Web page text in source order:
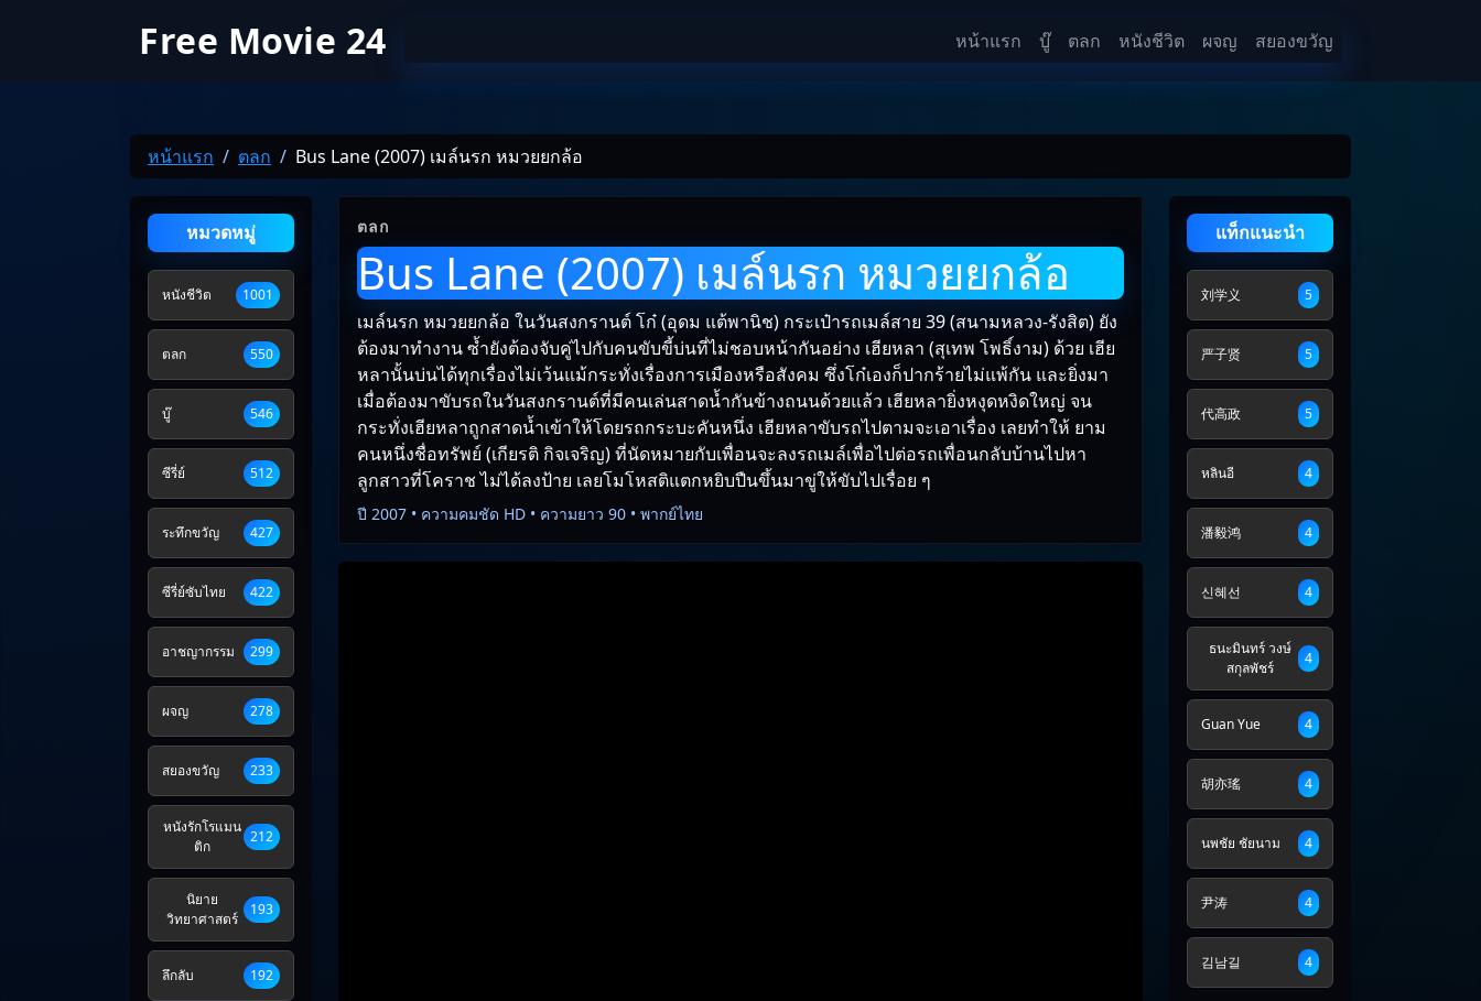
Free Movie 24 หน้าแรก บู๊ ตลก หนังชีวิต ผจญ สยองขวัญ
หน้าแรก ตลก Bus Lane (2007) เมล์นรก หมวยยกล้อ
หมวดหมู่
หนังชีวิต 1001
ตลก 550
บู๊ 546
ซีรี่ย์ 512
ระทึกขวัญ 427
ซีรี่ย์ซับไทย 422
อาชญากรรม 299
ผจญ 278
สยองขวัญ 233
หนังรักโรแมน
ติก
212
นิยาย
วิทยาศาสตร์
193
ลึกลับ 192
ตลก
Bus Lane (2007) เมล์นรก หมวยยกล้อ
เมล์นรก หมวยยกล้อ ในวันสงกรานต์ โก๋ (อุดม แต้พานิช) กระเป๋ารถเมล์สาย 39 (สนามหลวง-รังสิต) ยัง
ต้องมาทำงาน ซ้ำยังต้องจับคู่ไปกับคนขับขี้บ่นที่ไม่ชอบหน้ากันอย่าง เฮียหลา (สุเทพ โพธิ์งาม) ด้วย เฮีย
หลานั้นบ่นได้ทุกเรื่องไม่เว้นแม้กระทั่งเรื่องการเมืองหรือสังคม ซึ่งโก๋เองก็ปากร้ายไม่แพ้กัน และยิ่งมา
เมื่อต้องมาขับรถในวันสงกรานต์ที่มีคนเล่นสาดน้ำกันข้างถนนด้วยแล้ว เฮียหลายิ่งหงุดหงิดใหญ่ จน
กระทั่งเฮียหลาถูกสาดน้ำเข้าให้โดยรถกระบะคันหนึ่ง เฮียหลาขับรถไปตามจะเอาเรื่อง เลยทำให้ ยาม
คนหนึ่งชื่อทรัพย์ (เกียรติ กิจเจริญ) ที่นัดหมายกับเพื่อนจะลงรถเมล์เพื่อไปต่อรถเพื่อนกลับบ้านไปหา
ลูกสาวที่โคราช ไม่ได้ลงป้าย เลยโมโหสติแตกหยิบปืนขึ้นมาขู่ให้ขับไปเรื่อย ๆ
ปี 2007 • ความคมชัด HD • ความยาว 90 • พากย์ไทย
แท็กแนะนำ
刘学义 5
严子贤 5
代高政 5
หลินอี 4
潘毅鸿 4
신혜선 4
ธนะมินทร์ วงษ์
สกุลพัชร์
4
Guan Yue 4
胡亦瑤 4
นพชัย ชัยนาม 4
尹涛 4
김남길 4